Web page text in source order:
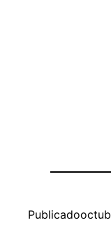
Publicado